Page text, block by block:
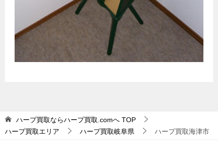
ハープ買取ならハープ買取.comへ TOP
ハープ買取エリア
ハープ買取岐阜県 ハープ買取海津市